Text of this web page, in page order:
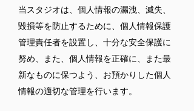
当スタジオは、個人情報の漏洩、滅失、
毀損等を防止するために、個人情報保護
管理責任者を設置し、十分な安全保護に
努め、また、個人情報を正確に、また最
新なものに保つよう、お預かりした個人
情報の適切な管理を行います。